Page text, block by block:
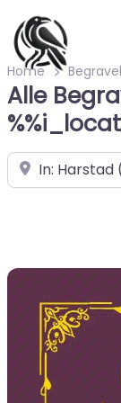
Home
Alle
Velg by/sted